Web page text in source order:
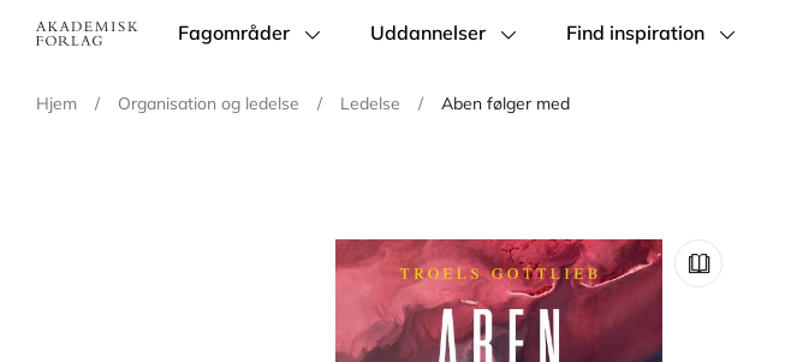
Main
Fagområder Uddannelser Find inspiration
Hjem / Organisation og ledelse / Ledelse / Aben følger med